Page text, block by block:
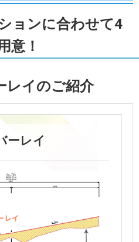
ョンに合わせて4
意！
レイのご紹介
ーレイ